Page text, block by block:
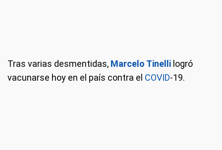
Tras varias desmentidas, Marcelo Tinelli logró
vacunarse hoy en el país contra el COVID-19.